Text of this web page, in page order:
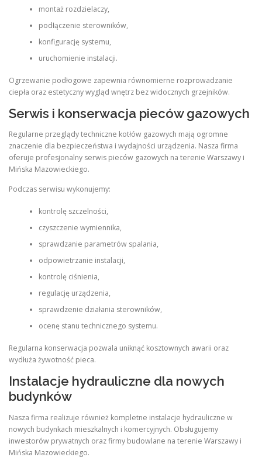
montaż rozdzielaczy,
podłączenie sterowników,
konfigurację systemu,
uruchomienie instalacji.
Ogrzewanie podłogowe zapewnia równomierne rozprowadzanie
ciepła oraz estetyczny wygląd wnętrz bez widocznych grzejników.
Serwis i konserwacja pieców gazowych
Regularne przeglądy techniczne kotłów gazowych mają ogromne
znaczenie dla bezpieczeństwa i wydajności urządzenia. Nasza firma
oferuje profesjonalny serwis pieców gazowych na terenie Warszawy i
Mińska Mazowieckiego.
Podczas serwisu wykonujemy:
kontrolę szczelności,
czyszczenie wymiennika,
sprawdzanie parametrów spalania,
odpowietrzanie instalacji,
kontrolę ciśnienia,
regulację urządzenia,
sprawdzenie działania sterowników,
ocenę stanu technicznego systemu.
Regularna konserwacja pozwala uniknąć kosztownych awarii oraz
wydłuża żywotność pieca.
Instalacje hydrauliczne dla nowych
budynków
Nasza firma realizuje również kompletne instalacje hydrauliczne w
nowych budynkach mieszkalnych i komercyjnych. Obsługujemy
inwestorów prywatnych oraz firmy budowlane na terenie Warszawy i
Mińska Mazowieckiego.